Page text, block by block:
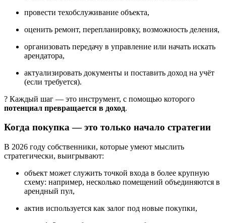
провести техобслуживание объекта,
оценить ремонт, перепланировку, возможность деления,
организовать передачу в управление или начать искать
арендатора,
актуализировать документы и поставить доход на учёт
(если требуется).
? Каждый шаг — это инструмент, с помощью которого
потенциал превращается в доход.
Когда покупка — это только начало стратегии
В 2026 году собственники, которые умеют мыслить
стратегически, выигрывают:
объект может служить точкой входа в более крупную
схему: например, несколько помещений объединяются в
арендный пул,
актив используется как залог под новые покупки,